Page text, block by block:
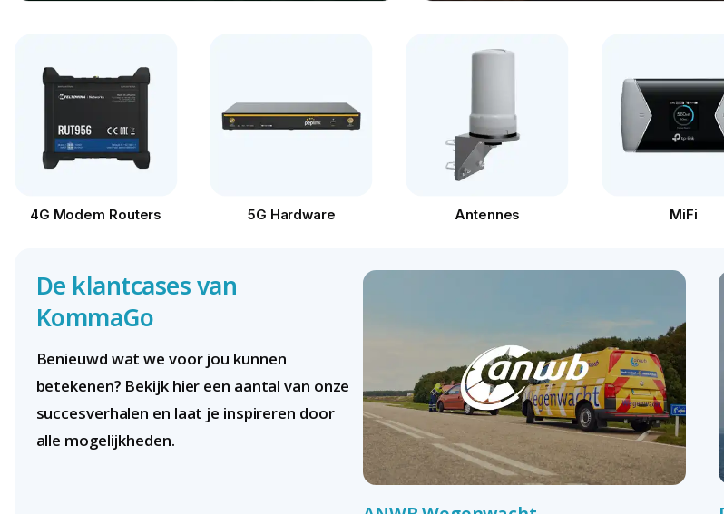
4G Modem Routers 5G Hardware Antennes MiFi
De klantcases van
KommaGo
Benieuwd wat we voor jou kunnen
betekenen? Bekijk hier een aantal van onze
succesverhalen en laat je inspireren door
alle mogelijkheden.